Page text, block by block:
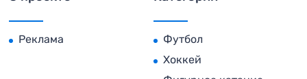
Реклама
Футбол
Хоккей